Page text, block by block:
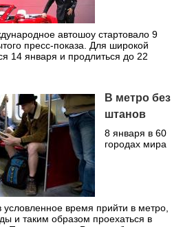
автошоу стартовало 9
пресс-показа. Для широкой
14 января и продлиться до 22
В метро без
штанов
8 января в 60
городах мира
время прийти в метро,
и таким образом проехаться в